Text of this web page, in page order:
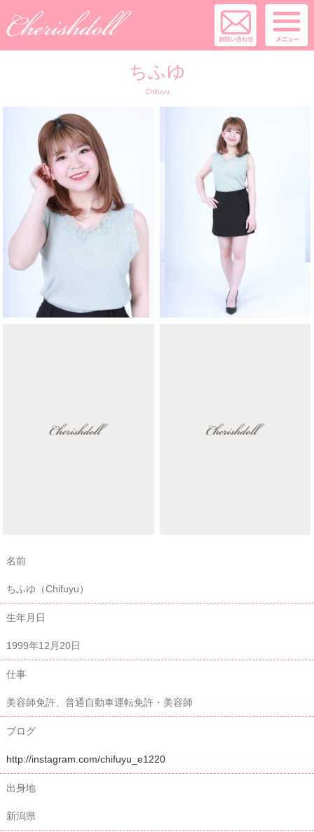
ちふゆ
Chifuyu
名前
ちふゆ（Chifuyu）
生年月日
1999年12月20日
仕事
美容師免許、普通自動車運転免許・美容師
ブログ
http://instagram.com/chifuyu_e1220
出身地
新潟県